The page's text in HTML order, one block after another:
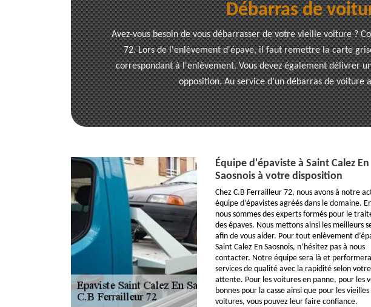
Débarras de
Avez-vous besoin de vous débarrasser de votre vieille voiture ?
72. Lors de l'enlèvement d'épave, il faut remettre la carte
correspondant à l'enlèvement. Vous devez également délivrer
opposition. Au service d’un débarras de voiture
Équipe d'épaviste à Saint Calez En
Saosnois à votre disposition
Chez C.B Ferrailleur 72, nous avons à notre
équipe d’épavistes agréés dans le domaine.
nous sommes des experts formés pour le
des épaves. Nous mettons ainsi les meilleurs
afin de vous aider. Pour tout enlèvement
Saint Calez En Saosnois, n’hésitez pas à nous
contacter. Notre équipe sera là et
services de qualité avec la rapidité selon votre
attente. Pour les voitures en panne, pour les
bonnes pour la casse ainsi que pour les vieilles
voitures, vous pouvez leur faire confiance.